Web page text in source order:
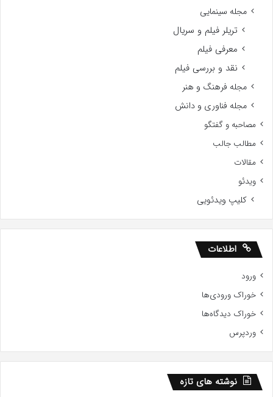
مجله سینمایی
تریلر فیلم و سریال
معرفی فیلم
نقد و بررسی فیلم
مجله فرهنگ و هنر
مجله فناوری و دانش
مصاحبه و گفتگو
مطالب جالب
مقالات
ویدئو
کلیپ ویدئویی
اطلاعات
ورود
خوراک ورودی‌ها
خوراک دیدگاه‌ها
وردپرس
نوشته های تازه